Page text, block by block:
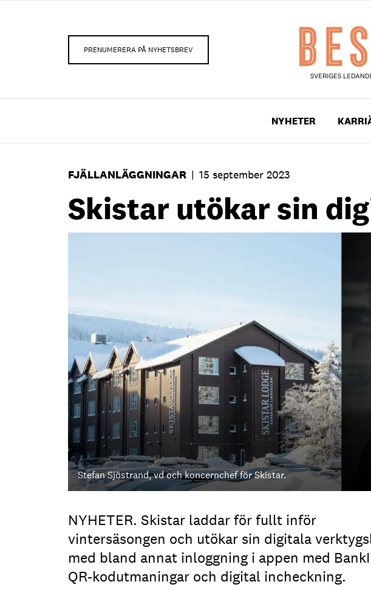
PRENUMERERA PÅ NYHETSBREV
NYHETER
FJÄLLANLÄGGNINGAR | 15 september 2023
Skistar utökar sin
Stefan Sjöstrand, vd och koncernchef för Skistar.
NYHETER. Skistar laddar för fullt inför
vintersäsongen och utökar sin digitala
med bland annat inloggning i appen med
QR-kodutmaningar och digital incheckning.